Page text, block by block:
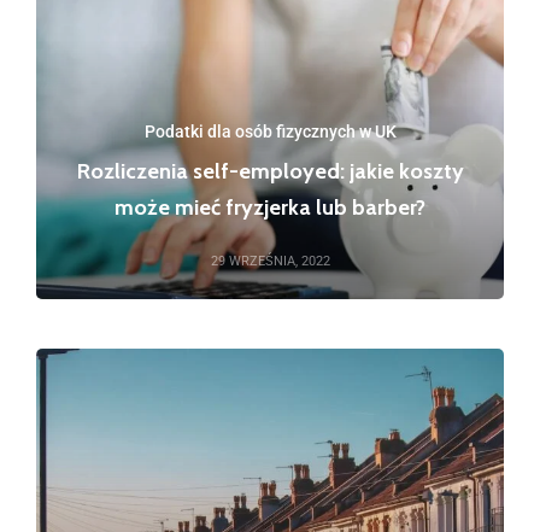
Podatki dla osób fizycznych w UK
Rozliczenia self-employed: jakie koszty
może mieć fryzjerka lub barber?
29 WRZEŚNIA, 2022